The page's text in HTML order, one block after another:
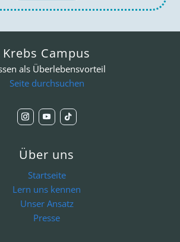
Krebs Campus
als Überlebensvorteil
Seite durchsuchen
Über uns
Startseite
Lern uns kennen
Unser Ansatz
Presse